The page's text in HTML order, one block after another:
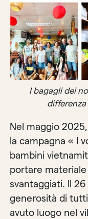
I bagagli dei
Nel maggio
la campagna « I
bambini
portare
svantaggiati. Il
generosità di
avuto luogo nel